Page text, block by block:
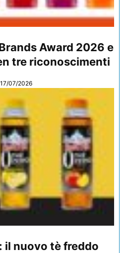
Award 2026 e
tre riconoscimenti
17/07/2026
il nuovo tè freddo